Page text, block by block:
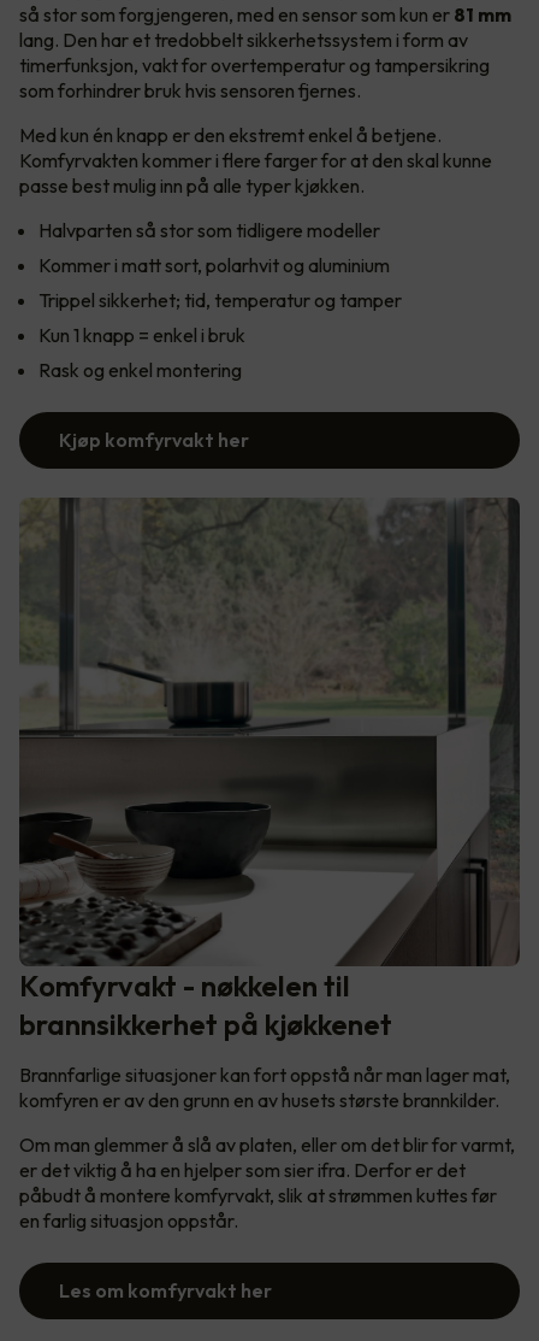
så stor som forgjengeren, med en sensor som kun er 81 mm
lang. Den har et tredobbelt sikkerhetssystem i form av
timerfunksjon, vakt for overtemperatur og tampersikring
som forhindrer bruk hvis sensoren fjernes.
Med kun én knapp er den ekstremt enkel å betjene.
Komfyrvakten kommer i flere farger for at den skal kunne
passe best mulig inn på alle typer kjøkken.
Halvparten så stor som tidligere modeller
Kommer i matt sort, polarhvit og aluminium
Trippel sikkerhet; tid, temperatur og tamper
Kun 1 knapp = enkel i bruk
Rask og enkel montering
Kjøp komfyrvakt her
Komfyrvakt - nøkkelen til
brannsikkerhet på kjøkkenet
Brannfarlige situasjoner kan fort oppstå når man lager mat,
komfyren er av den grunn en av husets største brannkilder.
Om man glemmer å slå av platen, eller om det blir for varmt,
er det viktig å ha en hjelper som sier ifra. Derfor er det
påbudt å montere komfyrvakt, slik at strømmen kuttes før
en farlig situasjon oppstår.
Les om komfyrvakt her